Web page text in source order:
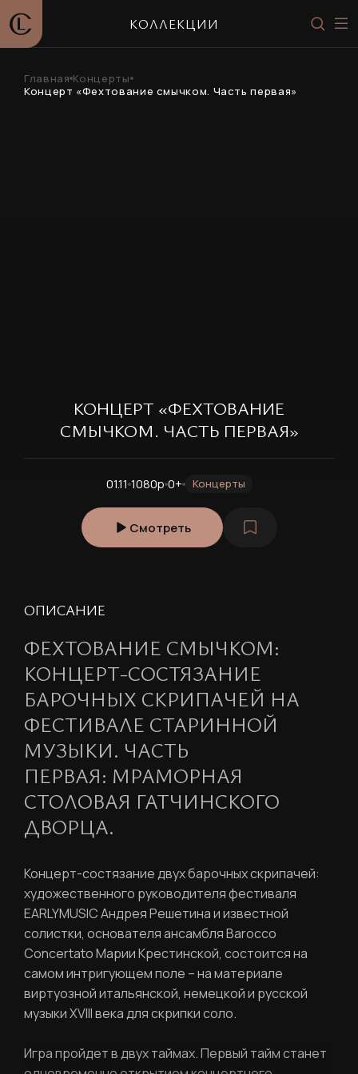
КОЛЛЕКЦИИ
Главная Концерты
Концерт «Фехтование смычком. Часть первая»
КОНЦЕРТ «ФЕХТОВАНИЕ
СМЫЧКОМ. ЧАСТЬ ПЕРВАЯ»
01.11 1080p 0+ Концерты
Смотреть
ОПИСАНИЕ
ФЕХТОВАНИЕ СМЫЧКОМ:
КОНЦЕРТ-СОСТЯЗАНИЕ
БАРОЧНЫХ СКРИПАЧЕЙ НА
ФЕСТИВАЛЕ СТАРИННОЙ
МУЗЫКИ. ЧАСТЬ
ПЕРВАЯ: МРАМОРНАЯ
СТОЛОВАЯ ГАТЧИНСКОГО
ДВОРЦА.
Концерт-состязание двух барочных скрипачей:
художественного руководителя фестиваля
EARLYMUSIC Андрея Решетина и известной
солистки, основателя ансамбля Barocco
Concertato Марии Крестинской, состоится на
самом интригующем поле – на материале
виртуозной итальянской, немецкой и русской
музыки XVIII века для скрипки соло.
Игра пройдет в двух таймах. Первый тайм станет
РЕГИСТРАЦИЯ
Ваше имя
Фамилия